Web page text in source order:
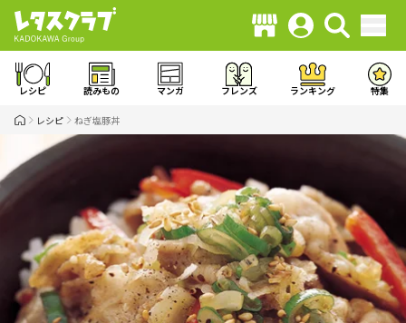
レシピ 読みもの マンガ フレンズ ランキング 特集
レシピ ねぎ塩豚丼